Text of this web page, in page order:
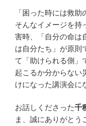
「困った時には救
そんなイメージを持
害時、「自分の命は
は自分たち」が原則
て「助けられる側」
起こるか分からない
けになった講演会に
お話しくださった千
ま、誠にありがとう